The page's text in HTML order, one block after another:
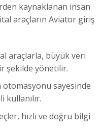
kaynaklanan insan
araçların Aviator giriş
araçlarla, büyük veri
şekilde yönetilir.
sayesinde
kullanılır.
hızlı ve doğru bilgi